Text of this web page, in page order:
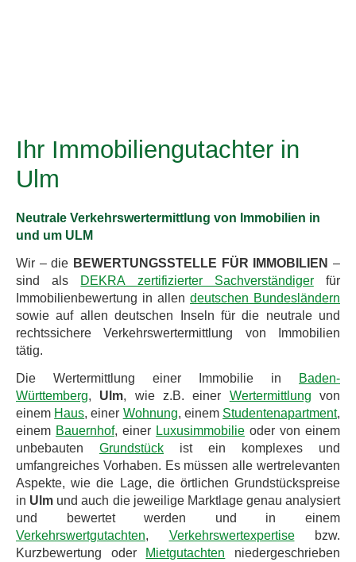
Ihr Immobiliengutachter in
Ulm
Neutrale Verkehrswertermittlung von Immobilien in
und um ULM
Wir – die BEWERTUNGSSTELLE FÜR IMMOBILIEN –
sind als DEKRA zertifizierter Sachverständigerfür
Immobilienbewertung in allen deutschen Bundesländern
sowie auf allen deutschen Inseln für die neutrale und
rechtssichere Verkehrswertermittlung von Immobilien
tätig.
Die Wertermittlung einer Immobilie in
Baden-
Württemberg, Ulm, wie z.B. einer Wertermittlung von
einem Haus, einer Wohnung, einem Studentenapartment,
einem Bauernhof, einer Luxusimmobilie oder von einem
unbebauten Grundstück ist ein komplexes und
umfangreiches Vorhaben. Es müssen alle wertrelevanten
Aspekte, wie die Lage, die örtlichen Grundstückspreise
in Ulm und auch die jeweilige Marktlage genau analysiert
und bewertet werden und in einem
Verkehrswertgutachten, Verkehrswertexpertisebzw.
Kurzbewertung oder Mietgutachten niedergeschrieben